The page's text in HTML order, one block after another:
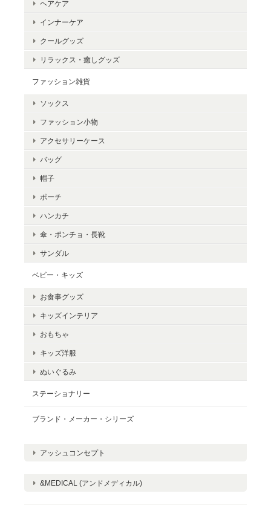
ヘアケア
インナーケア
クールグッズ
リラックス・癒しグッズ
ファッション雑貨
ソックス
ファッション小物
アクセサリーケース
バッグ
帽子
ポーチ
ハンカチ
傘・ポンチョ・長靴
サンダル
ベビー・キッズ
お食事グッズ
キッズインテリア
おもちゃ
キッズ洋服
ぬいぐるみ
ステーショナリー
ブランド・メーカー・シリーズ
アッシュコンセプト
&MEDICAL (アンドメディカル)